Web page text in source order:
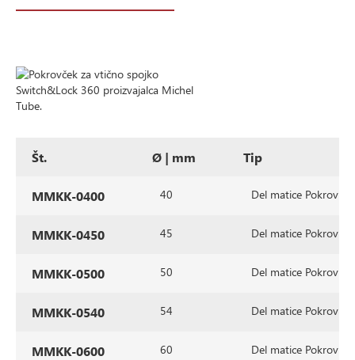
Št. Ø | mm Tip
MMKK-0400 40 Del matice Pokrovni
MMKK-0450 45 Del matice Pokrovni
MMKK-0500 50 Del matice Pokrovni
MMKK-0540 54 Del matice Pokrovni
MMKK-0600 60 Del matice Pokrovni